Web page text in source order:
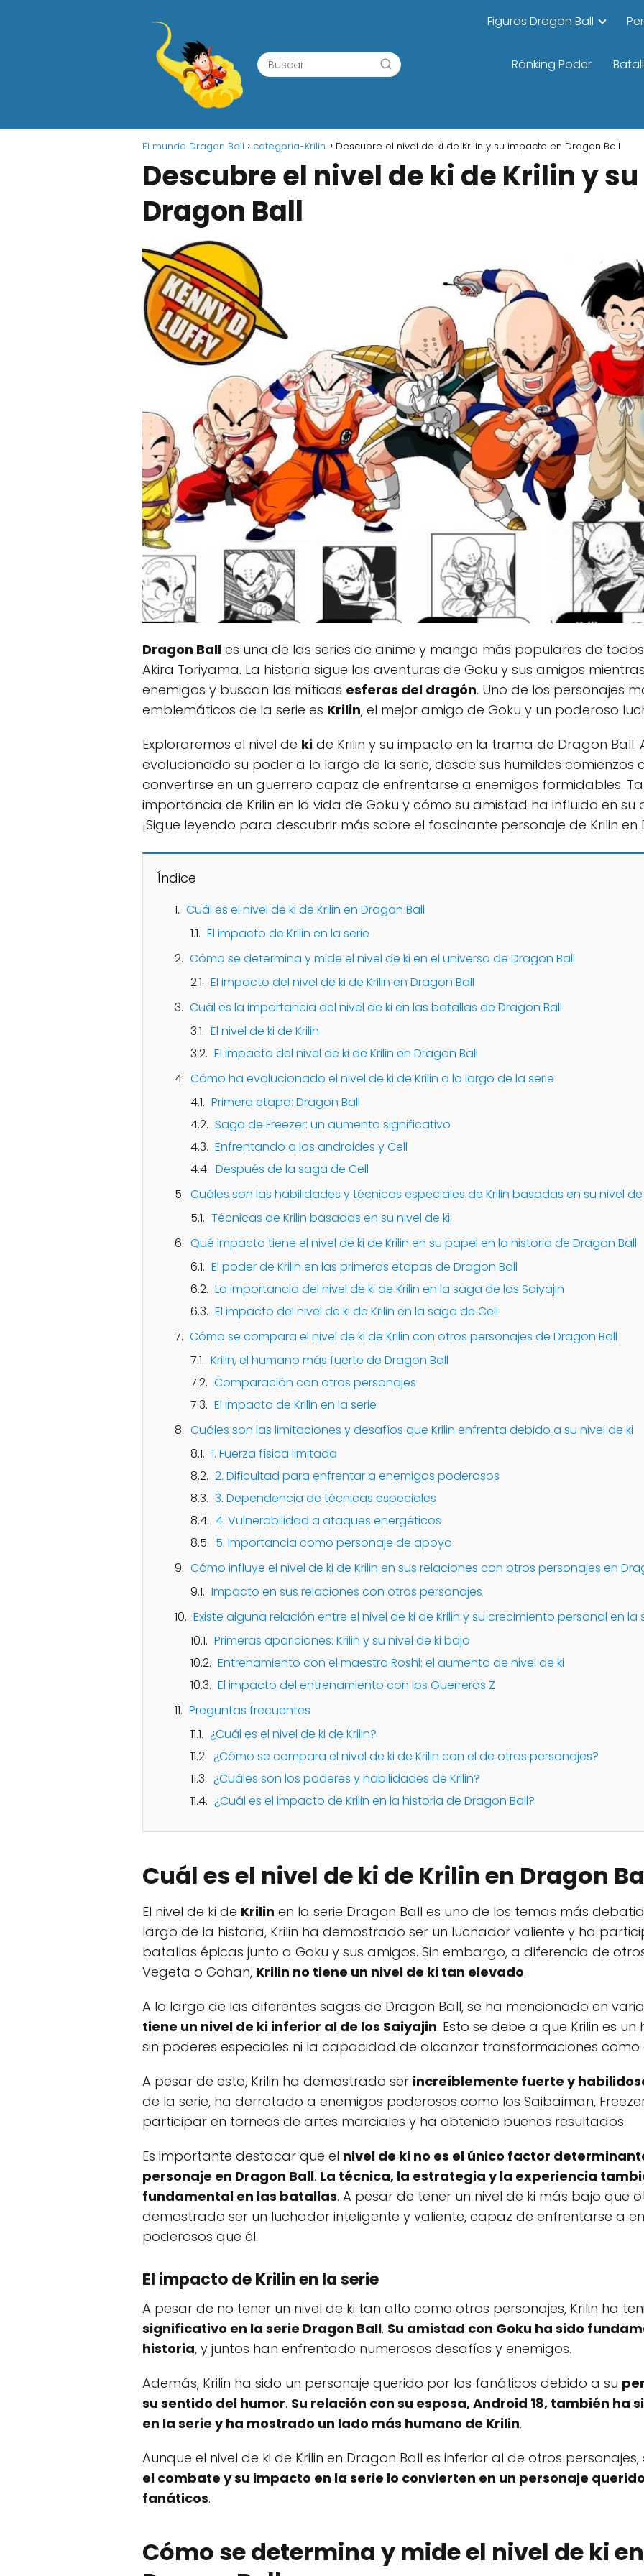
Figuras Dragon Ball
Ránking Poder
El mundo Dragon Ball categoria-Krilin. Descubre el nivel de ki de Krilin y su impacto en Dragon Ball
Descubre el nivel de ki de Krilin y
Dragon Ball
Dragon Ball es una de las series de anime y manga más populares de
Akira Toriyama. La historia sigue las aventuras de Goku y sus amigos
enemigos y buscan las míticas esferas del dragón. Uno de los personajes
emblemáticos de la serie es Krilin, el mejor amigo de Goku y un poderoso
Exploraremos el nivel de ki de Krilin y su impacto en la trama de Dragon Ball.
evolucionado su poder a lo largo de la serie, desde sus humildes comienzos
convertirse en un guerrero capaz de enfrentarse a enemigos formidables.
importancia de Krilin en la vida de Goku y cómo su amistad ha influido en
¡Sigue leyendo para descubrir más sobre el fascinante personaje de Krilin en
Índice
Cuál es el nivel de ki de Krilin en Dragon Ball
El impacto de Krilin en la serie
Cómo se determina y mide el nivel de ki en el universo de Dragon Ball
El impacto del nivel de ki de Krilin en Dragon Ball
Cuál es la importancia del nivel de ki en las batallas de Dragon Ball
El nivel de ki de Krilin
El impacto del nivel de ki de Krilin en Dragon Ball
Cómo ha evolucionado el nivel de ki de Krilin a lo largo de la serie
Primera etapa: Dragon Ball
Saga de Freezer: un aumento significativo
Enfrentando a los androides y Cell
Después de la saga de Cell
Cuáles son las habilidades y técnicas especiales de Krilin basadas en su nivel de
Técnicas de Krilin basadas en su nivel de ki:
Qué impacto tiene el nivel de ki de Krilin en su papel en la historia de Dragon Ball
El poder de Krilin en las primeras etapas de Dragon Ball
La importancia del nivel de ki de Krilin en la saga de los Saiyajin
El impacto del nivel de ki de Krilin en la saga de Cell
Cómo se compara el nivel de ki de Krilin con otros personajes de Dragon Ball
Krilin, el humano más fuerte de Dragon Ball
Comparación con otros personajes
El impacto de Krilin en la serie
Cuáles son las limitaciones y desafíos que Krilin enfrenta debido a su nivel de ki
1. Fuerza física limitada
2. Dificultad para enfrentar a enemigos poderosos
3. Dependencia de técnicas especiales
4. Vulnerabilidad a ataques energéticos
5. Importancia como personaje de apoyo
Cómo influye el nivel de ki de Krilin en sus relaciones con otros personajes en
Impacto en sus relaciones con otros personajes
Existe alguna relación entre el nivel de ki de Krilin y su crecimiento personal en la
Primeras apariciones: Krilin y su nivel de ki bajo
Entrenamiento con el maestro Roshi: el aumento de nivel de ki
El impacto del entrenamiento con los Guerreros Z
Preguntas frecuentes
¿Cuál es el nivel de ki de Krilin?
¿Cómo se compara el nivel de ki de Krilin con el de otros personajes?
¿Cuáles son los poderes y habilidades de Krilin?
¿Cuál es el impacto de Krilin en la historia de Dragon Ball?
Cuál es el nivel de ki de Krilin en Dragon
El nivel de ki de Krilin en la serie Dragon Ball es uno de los temas más
largo de la historia, Krilin ha demostrado ser un luchador valiente y ha
batallas épicas junto a Goku y sus amigos. Sin embargo, a diferencia de
Vegeta o Gohan, Krilin no tiene un nivel de ki tan elevado.
A lo largo de las diferentes sagas de Dragon Ball, se ha mencionado en
tiene un nivel de ki inferior al de los Saiyajin. Esto se debe a que Krilin es
sin poderes especiales ni la capacidad de alcanzar transformaciones como
A pesar de esto, Krilin ha demostrado ser increíblemente fuerte y
de la serie, ha derrotado a enemigos poderosos como los Saibaiman,
participar en torneos de artes marciales y ha obtenido buenos resultados.
Es importante destacar que el nivel de ki no es el único factor
personaje en Dragon Ball. La técnica, la estrategia y la experiencia
fundamental en las batallas. A pesar de tener un nivel de ki más bajo que
demostrado ser un luchador inteligente y valiente, capaz de enfrentarse a
poderosos que él.
El impacto de Krilin en la serie
A pesar de no tener un nivel de ki tan alto como otros personajes, Krilin ha
significativo en la serie Dragon Ball. Su amistad con Goku ha sido
historia, y juntos han enfrentado numerosos desafíos y enemigos.
Además, Krilin ha sido un personaje querido por los fanáticos debido a su
su sentido del humor. Su relación con su esposa, Android 18, también ha
en la serie y ha mostrado un lado más humano de Krilin.
Aunque el nivel de ki de Krilin en Dragon Ball es inferior al de otros personajes,
el combate y su impacto en la serie lo convierten en un personaje
fanáticos.
Cómo se determina y mide el nivel de ki